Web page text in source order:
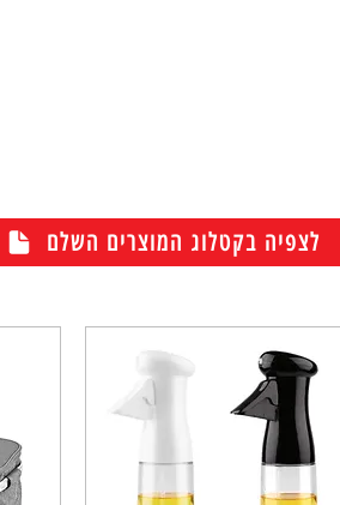
לצפיה בקטלוג המוצרים השלם